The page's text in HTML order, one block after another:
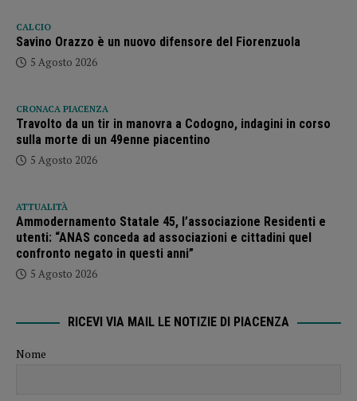
CALCIO
Savino Orazzo è un nuovo difensore del Fiorenzuola
5 Agosto 2026
CRONACA PIACENZA
Travolto da un tir in manovra a Codogno, indagini in corso
sulla morte di un 49enne piacentino
5 Agosto 2026
ATTUALITÀ
Ammodernamento Statale 45, l’associazione Residenti e
utenti: “ANAS conceda ad associazioni e cittadini quel
confronto negato in questi anni”
5 Agosto 2026
RICEVI VIA MAIL LE NOTIZIE DI PIACENZA
Nome